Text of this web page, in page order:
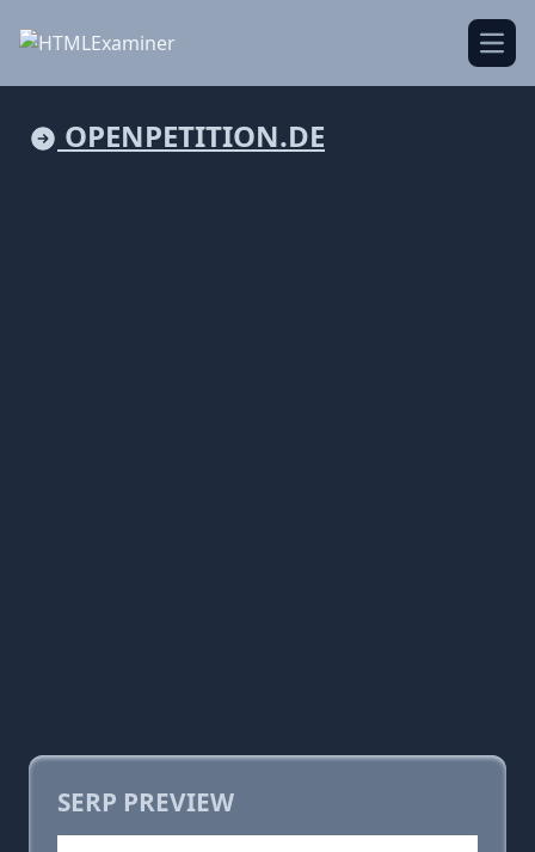
OPENPETITION.DE
SERP PREVIEW